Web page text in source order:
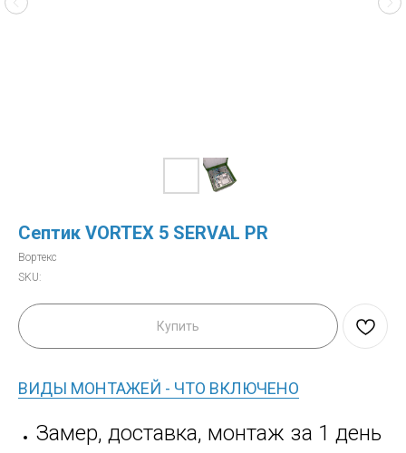
Септик VORTEX 5 SERVAL PR
Вортекс
SKU:
Купить
ВИДЫ МОНТАЖЕЙ - ЧТО ВКЛЮЧЕНО
Замер, доставка, монтаж за 1 день